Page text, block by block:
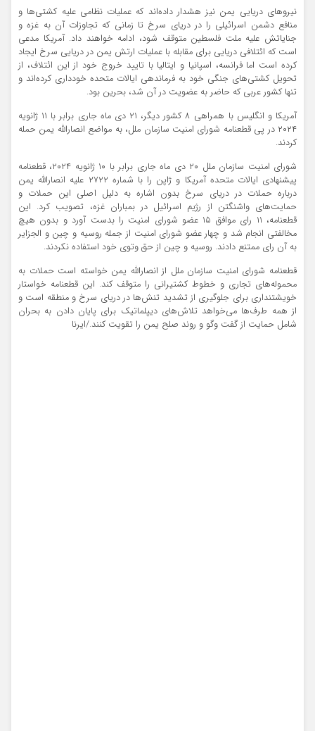
نیروهای دریایی یمن نیز هشدار داده‌اند که عملیات نظامی علیه کشتی‌ها و
منافع دشمن اسرائیلی را در دریای سرخ تا زمانی که تجاوزات آن به غزه و
جنایاتش علیه ملت فلسطین متوقف شود، ادامه خواهند داد. آمریکا مدعی
است که ائتلافی دریایی برای مقابله با عملیات ارتش یمن در دریایی سرخ ایجاد
کرده است اما فرانسه، اسپانیا و ایتالیا با تایید خروج خود از این ائتلاف، از
تحویل کشتی‌های جنگی خود به فرماندهی ایالات متحده خودداری کرده‌اند و
تنها کشور عربی که حاضر به عضویت در آن شد، بحرین بود.
آمریکا و انگلیس با همراهی ۸ کشور دیگر، ۲۱ دی ماه جاری برابر با ۱۱ ژانویه
۲۰۲۴ در پی قطعنامه شورای امنیت سازمان ملل، به مواضع انصارالله یمن حمله
کردند.
شورای امنیت سازمان ملل ۲۰ دی ماه جاری برابر با ۱۰ ژانویه ۲۰۲۴، قطعنامه
پیشنهادی ایالات متحده آمریکا و ژاپن را با شماره ۲۷۲۲ علیه انصارالله یمن
درباره حملات در دریای سرخ بدون اشاره به دلیل اصلی این حملات و
حمایت‌های واشنگتن از رژیم اسرائیل در بمباران غزه، تصویب کرد. این
قطعنامه، ۱۱ رای موافق ۱۵ عضو شورای امنیت را بدست آورد و بدون هیچ
مخالفتی انجام شد و چهار عضو شورای امنیت از جمله روسیه و چین و الجزایر
به آن رای ممتنع دادند. روسیه و چین از حق وتوی خود استفاده نکردند.
قطعنامه شورای امنیت سازمان ملل از انصارالله یمن خواسته است حملات به
محموله‌های تجاری و خطوط کشتیرانی را متوقف کند. این قطعنامه خواستار
خویشتنداری برای جلوگیری از تشدید تنش‌ها در دریای سرخ و منطقه است و
از همه طرف‌ها می‌خواهد تلاش‌های دیپلماتیک برای پایان دادن به بحران
شامل حمایت از گفت‌ وگو و روند صلح یمن را تقویت کنند./ایرنا